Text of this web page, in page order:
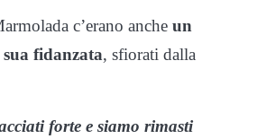
c’erano anche un
sua fidanzata, sfiorati dalla
forte e siamo rimasti